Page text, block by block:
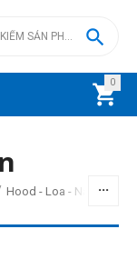
0


Hood - Loa - Nắp /